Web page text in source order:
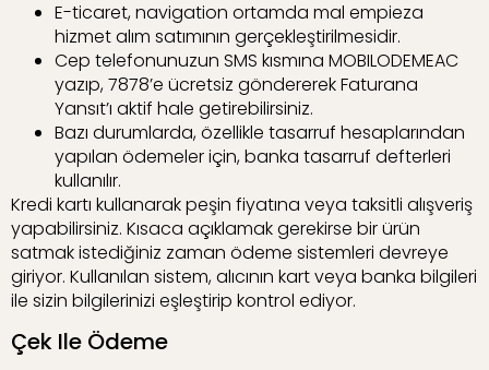
E-ticaret, navigation ortamda mal empieza
hizmet alım satımının gerçekleştirilmesidir.
Cep telefonunuzun SMS kısmına MOBILODEMEAC
yazıp, 7878’e ücretsiz göndererek Faturana
Yansıt’ı aktif hale getirebilirsiniz.
Bazı durumlarda, özellikle tasarruf hesaplarından
yapılan ödemeler için, banka tasarruf defterleri
kullanılır.
Kredi kartı kullanarak peşin fiyatına veya taksitli alışveriş
yapabilirsiniz. Kısaca açıklamak gerekirse bir ürün
satmak istediğiniz zaman ödeme sistemleri devreye
giriyor. Kullanılan sistem, alıcının kart veya banka bilgileri
ile sizin bilgilerinizi eşleştirip kontrol ediyor.
Çek Ile Ödeme